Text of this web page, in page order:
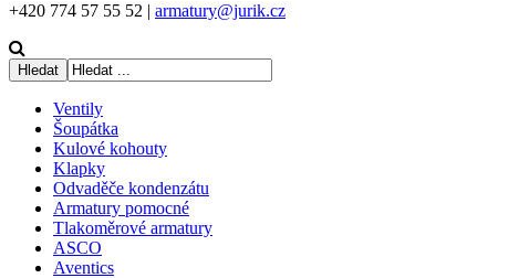
+420 774 57 55 52 | armatury@jurik.cz
Ventily
Šoupátka
Kulové kohouty
Klapky
Odvaděče kondenzátu
Armatury pomocné
Tlakoměrové armatury
ASCO
Aventics